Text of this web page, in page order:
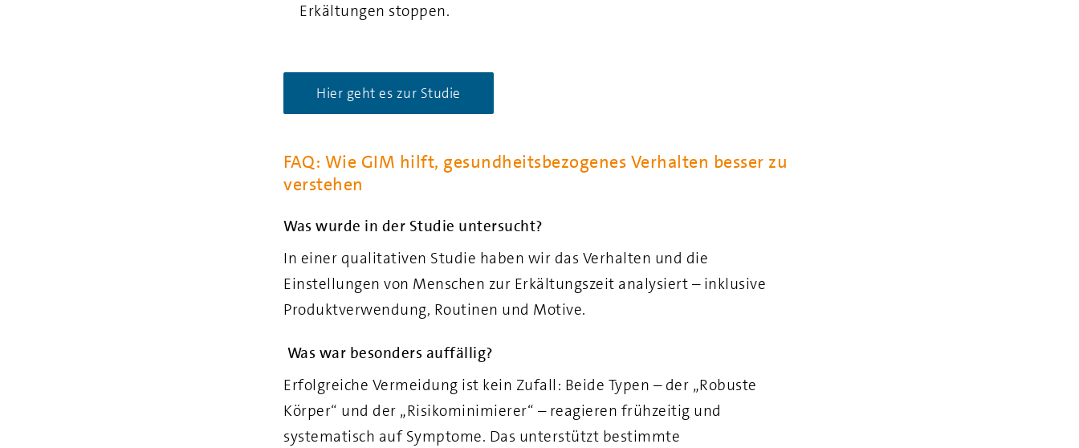
Erkältungen stoppen.
Hier geht es zur Studie
FAQ: Wie GIM hilft, gesundheitsbezogenes Verhalten besser zu
verstehen
Was wurde in der Studie untersucht?
In einer qualitativen Studie haben wir das Verhalten und die
Einstellungen von Menschen zur Erkältungszeit analysiert – inklusive
Produktverwendung, Routinen und Motive.
Was war besonders auffällig?
Erfolgreiche Vermeidung ist kein Zufall: Beide Typen – der „Robuste
Körper“ und der „Risikominimierer“ – reagieren frühzeitig und
systematisch auf Symptome. Das unterstützt bestimmte